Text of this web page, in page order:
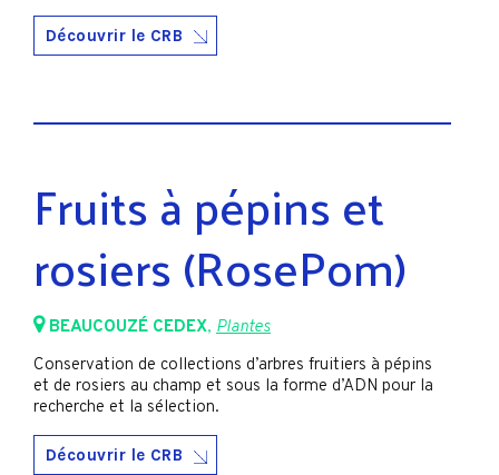
Découvrir le CRB
Fruits à pépins et
rosiers (RosePom)
BEAUCOUZÉ CEDEX, Plantes
Conservation de collections d’arbres fruitiers à pépins
et de rosiers au champ et sous la forme d’ADN pour la
recherche et la sélection.
Découvrir le CRB